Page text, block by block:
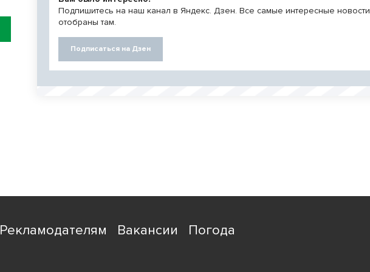
Подпишитесь на наш канал в Яндекс. Дзен. Все самые интересные новости
отобраны там.
Подписаться на Дзен
Рекламодателям Вакансии Погода